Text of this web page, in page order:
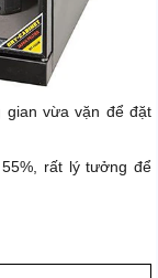
gian vừa vặn để đặt
rất lý tưởng để